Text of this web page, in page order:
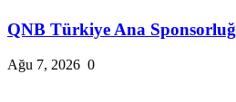
QNB Türkiye Ana
Ağu 7, 2026 0